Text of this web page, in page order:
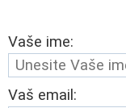
Vaše ime:
Vaš email: